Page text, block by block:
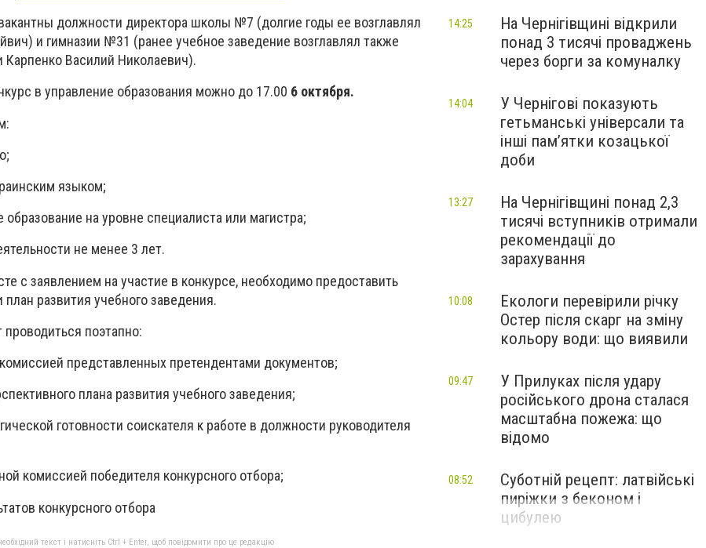
должности директора школы №7 (долгие годы ее возглавлял
и гимназии №31 (ранее учебное заведение возглавлял также
Карпенко Василий Николаевич).
в управление образования можно до 17.00 6 октября.
языком;
на уровне специалиста или магистра;
не менее 3 лет.
с заявлением на участие в конкурсе, необходимо предоставить
развития учебного заведения.
поэтапно:
представленных претендентами документов;
плана развития учебного заведения;
готовности соискателя к работе в должности руководителя
комиссией победителя конкурсного отбора;
конкурсного отбора
текст і натисніть Ctrl + Enter, щоб повідомити про це редакцію
На Чернігівщині відкрили
понад 3 тисячі проваджень
через борги за комуналку
14:25
У Чернігові показують
гетьманські універсали та
інші пам’ятки козацької
доби
14:04
На Чернігівщині понад 2,3
тисячі вступників отримали
рекомендації до
зарахування
13:27
Екологи перевірили річку
Остер після скарг на зміну
кольору води: що виявили
10:08
У Прилуках після удару
російського дрона сталася
масштабна пожежа: що
відомо
09:47
Суботній рецепт: латвійські
пиріжки з беконом і
цибулею
08:52